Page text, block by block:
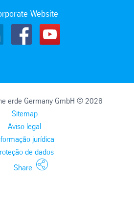
Website
erde Germany GmbH © 2026
Sitemap
Aviso legal
jurídica
de dados
Share